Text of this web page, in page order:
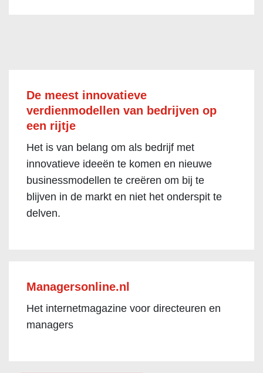
De meest innovatieve
verdienmodellen van bedrijven op
een rijtje
Het is van belang om als bedrijf met
innovatieve ideeën te komen en nieuwe
businessmodellen te creëren om bij te
blijven in de markt en niet het onderspit te
delven.
Managersonline.nl
Het internetmagazine voor directeuren en
managers